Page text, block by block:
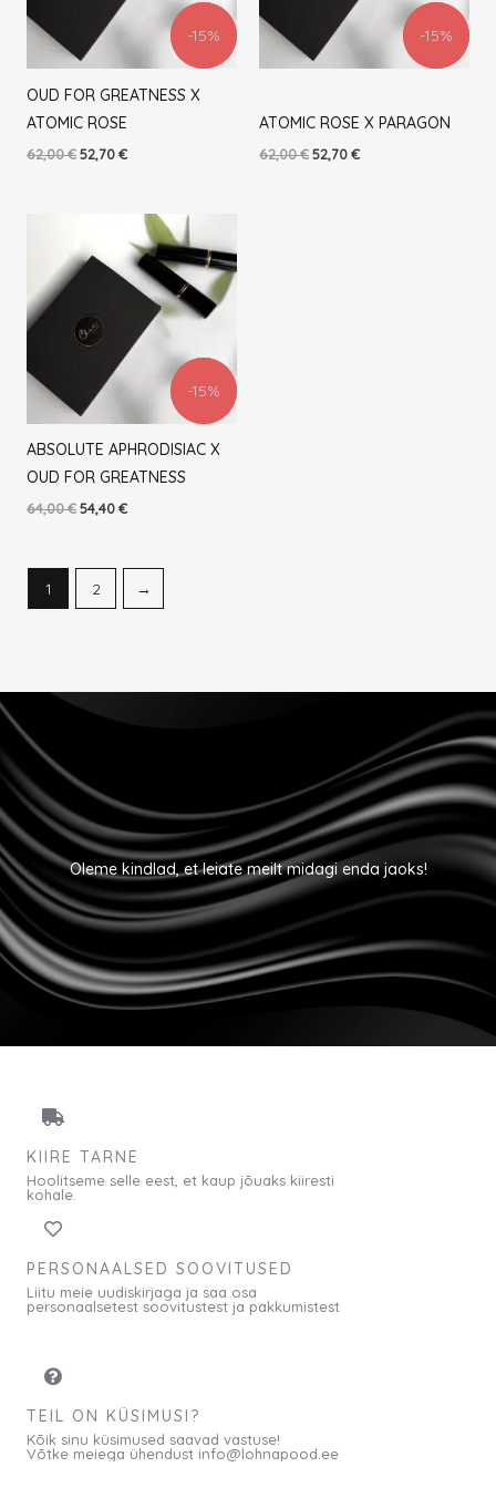
-15%
-15%
OUD FOR GREATNESS X
ATOMIC ROSE
62,00€52,70€
-15%
-15%
ATOMIC ROSE X PARAGON
62,00€52,70€
-15%
-15%
ABSOLUTE APHRODISIAC X
OUD FOR GREATNESS
64,00€
oli:
64,00 €.
54,40€
Praegune
hind
on:
54,40 €.
1 2 →
Oleme kindlad, et leiate meilt midagi enda jaoks!
KIIRE TARNE
Hoolitseme selle eest, et kaup jõuaks kiiresti
kohale.
PERSONAALSED SOOVITUSED
Liitu meie uudiskirjaga ja saa osa
personaalsetest soovitustest ja pakkumistest
TEIL ON KÜSIMUSI?
Kõik sinu küsimused saavad vastuse!
Võtke meiega ühendust info@lohnapood.ee